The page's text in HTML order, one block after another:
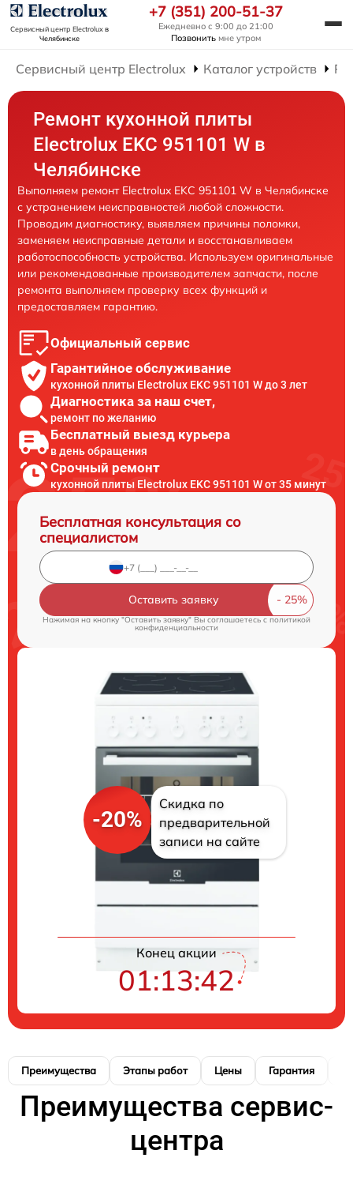
Сервисный центр Electroluxв
Челябинске
+7 (351) 200-51-37
Ежедневно с 9:00 до 21:00
Позвонить мне утром
Сервисный центр Electrolux Каталог устройств
Ремонт кухонной плиты
Electrolux EKC 951101 W в
Челябинске
Выполняем ремонт Electrolux EKC 951101 W в Челябинске
с устранением неисправностей любой сложности.
Проводим диагностику, выявляем причины поломки,
заменяем неисправные детали и восстанавливаем
работоспособность устройства. Используем оригинальные
или рекомендованные производителем запчасти, после
ремонта выполняем проверку всех функций и
предоставляем гарантию.
Официальный сервис
Гарантийное обслуживание
кухонной плиты Electrolux EKC 951101 W до 3 лет
Диагностика за наш счет,
ремонт по желанию
Бесплатный выезд курьера
в день обращения
Срочный ремонт
кухонной плиты Electrolux EKC 951101 W от 35 минут
Бесплатная консультация со
специалистом
Оставить заявку
Нажимая на кнопку "Оставить заявку" Вы соглашаетесь cполитикой
конфиденциальности
-20%
Скидка по
предварительной
записи на сайте
Конец акции
01:13:41
Преимущества Этапы работ Цены Гарантия
Преимущества сервис-
центра